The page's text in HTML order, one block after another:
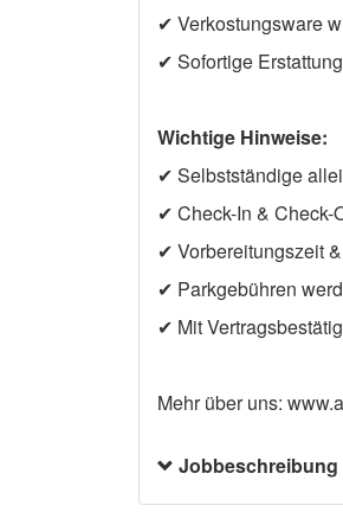
✔ Verkostungsware
✔ Sofortige
Wichtige Hinweise:
✔ Selbstständige
✔ Check-In & Check-
✔ Vorbereitungszeit
✔ Parkgebühren
✔ Mit
Mehr über uns:
Jobbeschreibung